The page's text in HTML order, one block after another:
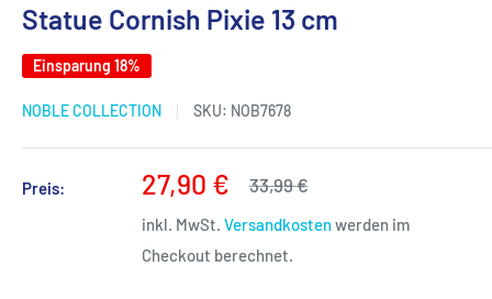
Statue Cornish Pixie 13 cm
Einsparung 18%
NOBLE COLLECTION SKU: NOB7678
Preis: Sonderpreis
27,90 € Normalpreis
33,99 €
inkl. MwSt. Versandkostenwerden im
Checkout berechnet.